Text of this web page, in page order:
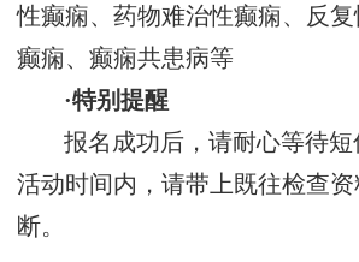
性癫痫、药物难治性癫痫、反
癫痫、癫痫共患病等
·特别提醒
报名成功后，请耐心等待短
活动时间内，请带上既往检查
断。